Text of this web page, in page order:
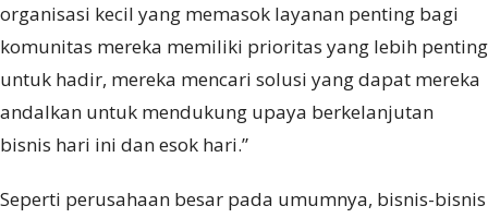
organisasi kecil yang memasok layanan penting bagi
komunitas mereka memiliki prioritas yang lebih penting
untuk hadir, mereka mencari solusi yang dapat mereka
andalkan untuk mendukung upaya berkelanjutan
bisnis hari ini dan esok hari.”
Seperti perusahaan besar pada umumnya, bisnis-bisnis